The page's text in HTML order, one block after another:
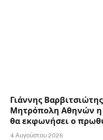
Γιάννης
Μητρόπολη Αθηνών η
θα εκφωνήσει ο
4 Αυγούστου 2026